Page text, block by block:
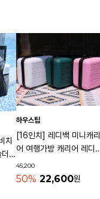
치
백
빠
하우스팁
[16인치] 레디백 미니캐리
어 여행가방 캐리어 레디
기내용가방
45,200
50% 22,600원